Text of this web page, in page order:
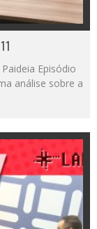
Episódio
análise sobre a